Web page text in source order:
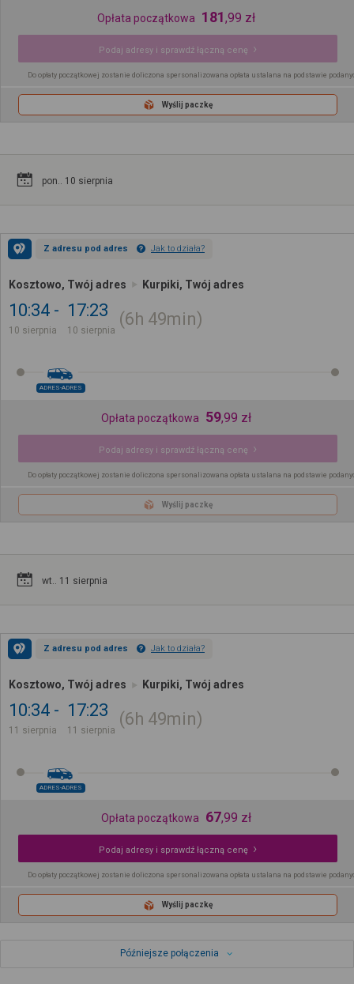
Opłata początkowa 181,99 zł
Podaj adresy i sprawdź łączną cenę
Do opłaty początkowej zostanie doliczona spersonalizowana opłata ustalana na podstawie
Wyślij paczkę
pon.. 10 sierpnia
Z adresu pod adres Jak to działa?
Kosztowo, Twój adres Kurpiki, Twój adres
10:34
10 sierpnia
17:23
10 sierpnia
6h 49min
ADRES-ADRES
Opłata początkowa 59,99 zł
Podaj adresy i sprawdź łączną cenę
Do opłaty początkowej zostanie doliczona spersonalizowana opłata ustalana na podstawie
Wyślij paczkę
wt.. 11 sierpnia
Z adresu pod adres Jak to działa?
Kosztowo, Twój adres Kurpiki, Twój adres
10:34
11 sierpnia
17:23
11 sierpnia
6h 49min
ADRES-ADRES
Opłata początkowa 67,99 zł
Podaj adresy i sprawdź łączną cenę
Do opłaty początkowej zostanie doliczona spersonalizowana opłata ustalana na podstawie
Wyślij paczkę
Późniejsze połączenia